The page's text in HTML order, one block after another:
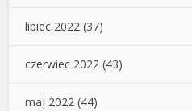
lipiec 2022 (37)
czerwiec 2022 (43)
maj 2022 (44)